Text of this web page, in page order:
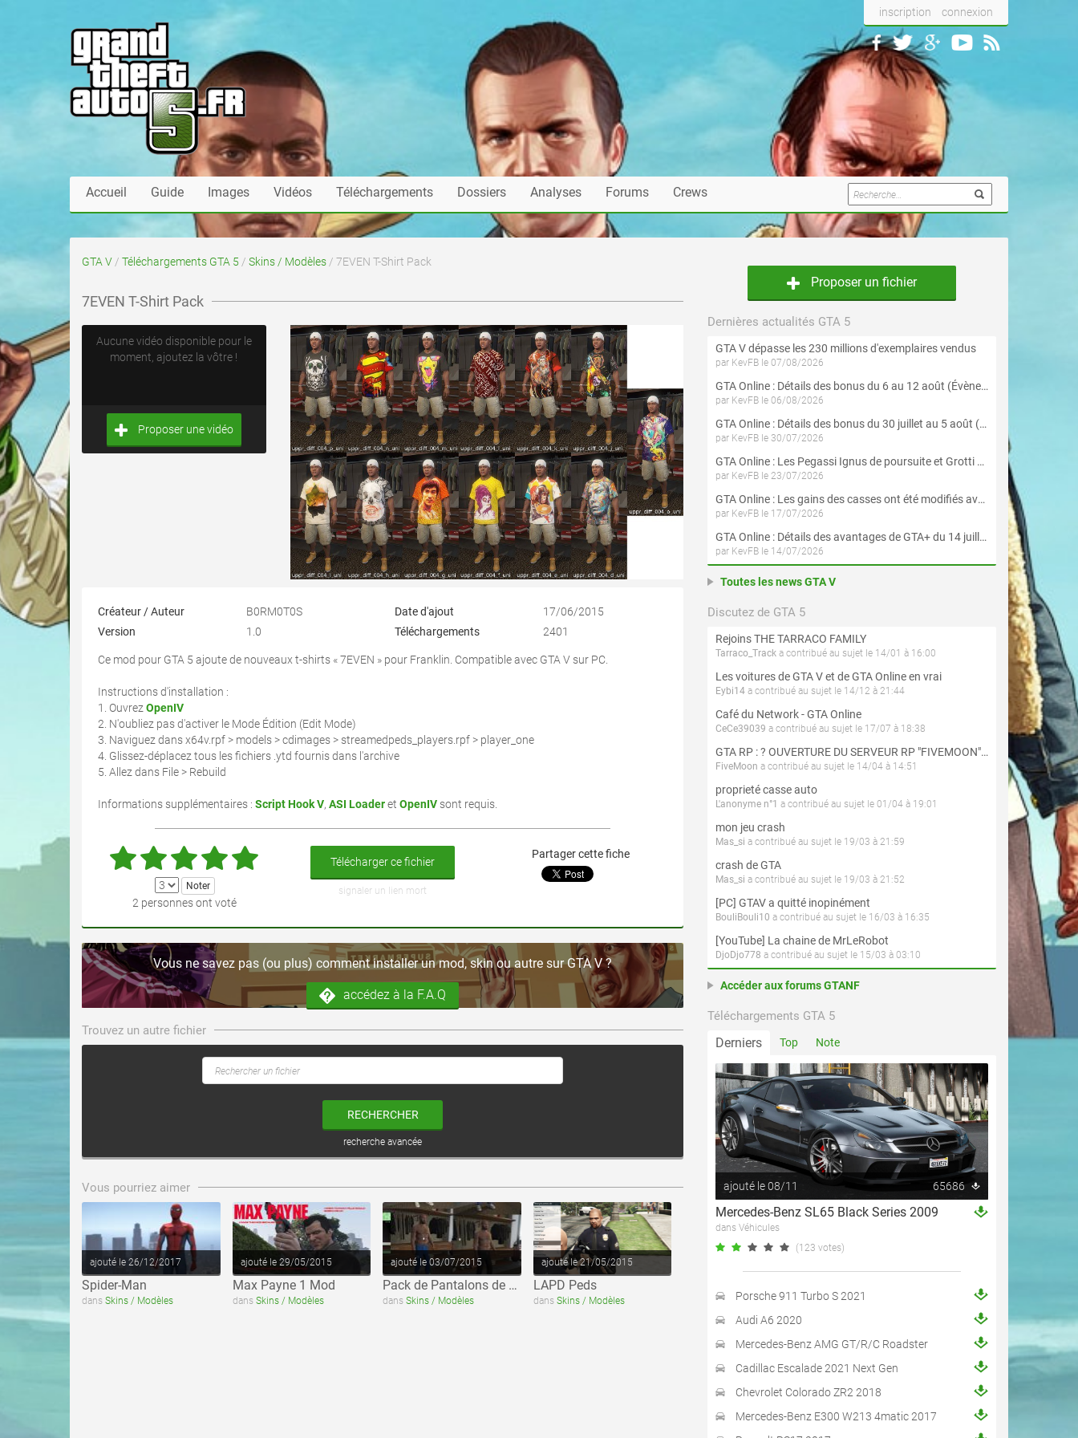
inscription connexion
Accueil Guide Images Vidéos Téléchargements Dossiers Analyses Forums Crews
GTA V / Téléchargements GTA 5 / Skins / Modèles / 7EVEN T-Shirt Pack
7EVEN T-Shirt Pack
Aucune vidéo disponible pour le
moment, ajoutez la vôtre !
Proposer une vidéo
Créateur / Auteur B0RM0T0S Date d'ajout
17/06/2015
Version
1.0 Téléchargements 2401
Ce mod pour GTA 5 ajoute de nouveaux t-shirts « 7EVEN » pour Franklin. Compatible avec GTA V sur PC.
Instructions d'installation :
1. Ouvrez OpenIV
2. N'oubliez pas d'activer le Mode Édition (Edit Mode)
3. Naviguez dans x64v.rpf > models > cdimages > streamedpeds_players.rpf > player_one
4. Glissez-déplacez tous les fichiers .ytd fournis dans l'archive
5. Allez dans File > Rebuild
Informations supplémentaires : Script Hook V, ASI Loaderet OpenIV sont requis.
2 personnes ont voté
Télécharger ce fichier
signaler un lien mort
Partager cette fiche
Vous ne savez pas (ou plus) comment installer un mod, skin ou autre sur GTA V ?
accédez à la F.A.Q
Trouvez un autre fichier
RECHERCHER
recherche avancée
Vous pourriez aimer
ajouté le 26/12/2017
Spider-Man
dans Skins / Modèles
ajouté le 29/05/2015
Max Payne 1 Mod
dans Skins / Modèles
ajouté le 03/07/2015
Pack de Pantalons de Football (Adidas)
dans Skins / Modèles
ajouté le 21/05/2015
LAPD Peds
dans Skins / Modèles
Proposer un fichier
Dernières actualités GTA 5
GTA V dépasse les 230 millions d'exemplaires vendus
par KevFB le 07/08/2026
GTA Online : Détails des bonus du 6 au 12 août (Évènement « Braquages de l'été » - Suite et fin)
par KevFB le 06/08/2026
GTA Online : Détails des bonus du 30 juillet au 5 août (Évènement « Braquages d'été »)
par KevFB le 30/07/2026
GTA Online : Les Pegassi Ignus de poursuite et Grotti Veleno GT sont maintenant disponibles
par KevFB le 23/07/2026
GTA Online : Les gains des casses ont été modifiés avec la mise à jour « Le Braquage du Kortz Center »
par KevFB le 17/07/2026
GTA Online : Détails des avantages de GTA+ du 14 juillet au 12 août
par KevFB le 14/07/2026
Toutes les news GTA V
Discutez de GTA 5
Rejoins THE TARRACO FAMILY
Tarraco_Track a contribué au sujet le 14/01 à 16:00
Les voitures de GTA V et de GTA Online en vrai
Eybi14 a contribué au sujet le 14/12 à 21:44
Café du Network - GTA Online
CeCe39039 a contribué au sujet le 17/07 à 18:38
GTA RP : ? OUVERTURE DU SERVEUR RP "FIVEMOON"  ACCÈS LIBRE ?
FiveMoon a contribué au sujet le 14/04 à 14:51
proprieté casse auto
L'anonyme n°1 a contribué au sujet le 01/04 à 19:01
mon jeu crash
Mas_si a contribué au sujet le 19/03 à 21:59
crash de GTA
Mas_si a contribué au sujet le 19/03 à 21:52
[PC] GTAV a quitté inopinément
BouliBouli10 a contribué au sujet le 16/03 à 16:35
[YouTube] La chaine de MrLeRobot
DjoDjo778 a contribué au sujet le 15/03 à 03:10
Accéder aux forums GTANF
Téléchargements GTA 5
Derniers Top Note
ajouté le 08/11 65686
Mercedes-Benz SL65 Black Series 2009
dans Véhicules
(123 votes)
Porsche 911 Turbo S 2021
Audi A6 2020
Mercedes-Benz AMG GT/R/C Roadster
Cadillac Escalade 2021 Next Gen
Chevrolet Colorado ZR2 2018
Mercedes-Benz E300 W213 4matic 2017